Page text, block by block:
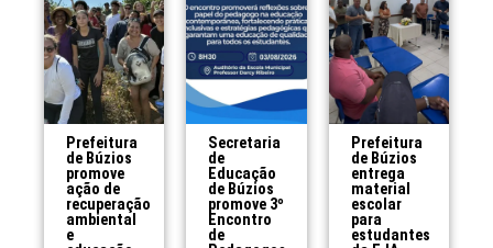
Prefeitura
de Búzios
promove
ação de
recuperação
ambiental
e
Secretaria
de
Educação
de Búzios
promove 3º
Encontro
de
Prefeitura
de Búzios
entrega
material
escolar
para
estudantes